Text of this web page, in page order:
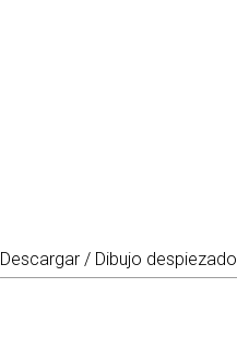
Descargar / Dibujo despiezado